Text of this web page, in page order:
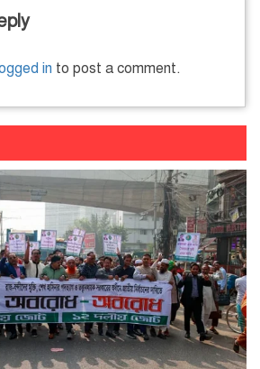
in to post a comment.